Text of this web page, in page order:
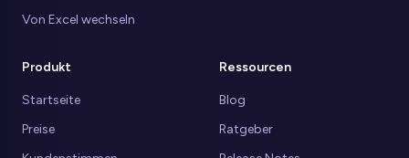
Produkt
Startseite
Preise
Von Excel wechseln
Ressourcen
Blog
Ratgeber